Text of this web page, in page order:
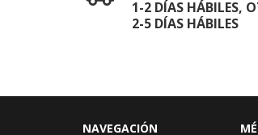
1-2 DÍAS HÁBILES,
2-5 DÍAS HÁBILES
NAVEGACIÓN